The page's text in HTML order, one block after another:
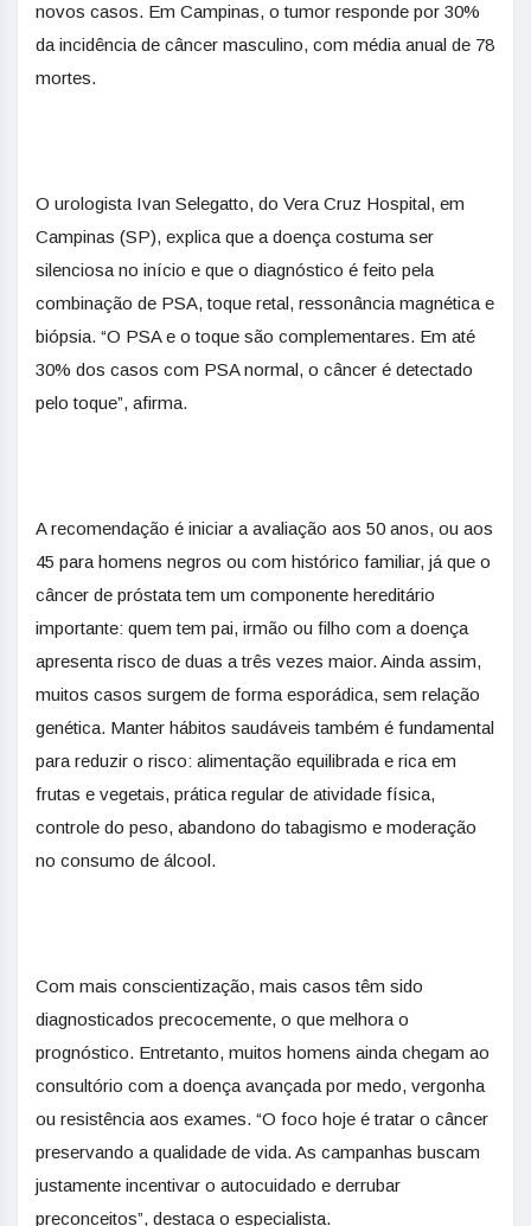
novos casos. Em Campinas, o tumor responde por 30%
da incidência de câncer masculino, com média anual de 78
mortes.
O urologista Ivan Selegatto, do Vera Cruz Hospital, em
Campinas (SP), explica que a doença costuma ser
silenciosa no início e que o diagnóstico é feito pela
combinação de PSA, toque retal, ressonância magnética e
biópsia. “O PSA e o toque são complementares. Em até
30% dos casos com PSA normal, o câncer é detectado
pelo toque”, afirma.
A recomendação é iniciar a avaliação aos 50 anos, ou aos
45 para homens negros ou com histórico familiar, já que o
câncer de próstata tem um componente hereditário
importante: quem tem pai, irmão ou filho com a doença
apresenta risco de duas a três vezes maior. Ainda assim,
muitos casos surgem de forma esporádica, sem relação
genética. Manter hábitos saudáveis também é fundamental
para reduzir o risco: alimentação equilibrada e rica em
frutas e vegetais, prática regular de atividade física,
controle do peso, abandono do tabagismo e moderação
no consumo de álcool.
Com mais conscientização, mais casos têm sido
diagnosticados precocemente, o que melhora o
prognóstico. Entretanto, muitos homens ainda chegam ao
consultório com a doença avançada por medo, vergonha
ou resistência aos exames. “O foco hoje é tratar o câncer
preservando a qualidade de vida. As campanhas buscam
justamente incentivar o autocuidado e derrubar
preconceitos”, destaca o especialista.